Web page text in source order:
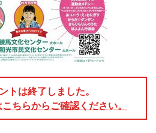
トは終了しました。
ちらからご確認ください。